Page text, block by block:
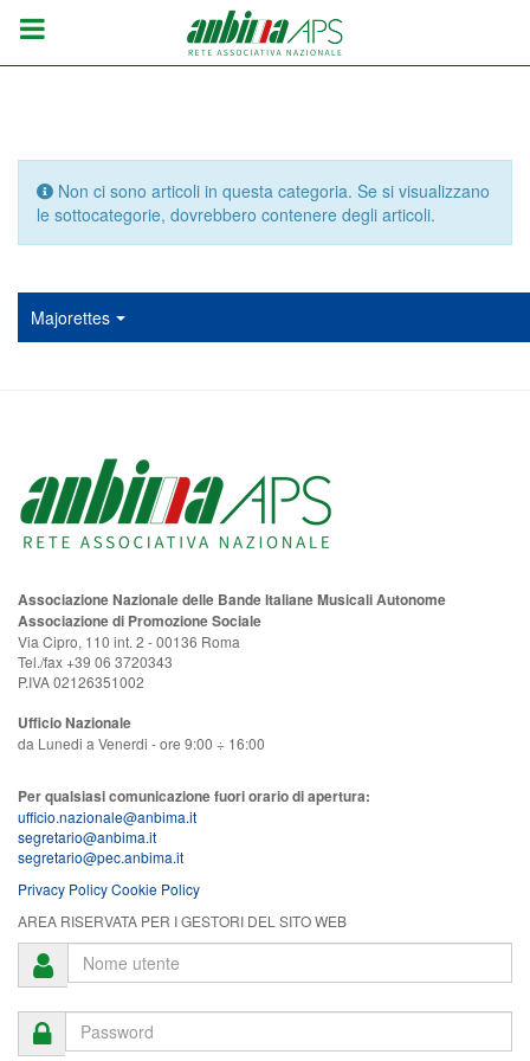
Info
Non ci sono articoli in questa categoria. Se si visualizzano
le sottocategorie, dovrebbero contenere degli articoli.
Majorettes
Associazione Nazionale delle Bande Italiane Musicali Autonome
Associazione di Promozione Sociale
Via Cipro, 110 int. 2 - 00136 Roma
Tel./fax +39 06 3720343
P.IVA 02126351002
Ufficio Nazionale
da Lunedi a Venerdi - ore 9:00 ÷ 16:00
Per qualsiasi comunicazione fuori orario di apertura:
ufficio.nazionale@anbima.it
segretario@anbima.it
segretario@pec.anbima.it
Privacy PolicyCookie Policy
AREA RISERVATA PER I GESTORI DEL SITO WEB